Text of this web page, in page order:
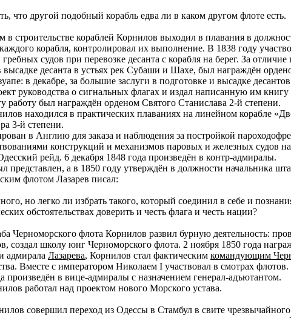
что другой подобный корабль едва ли в каком другом флоте есть.
в строительстве кораблей Корнилов выходил в плавания в
корабля, контролировал их выполнение. В 1838 году
судов при перевозке десанта с корабля на берег. За
высадке десанта в устьях рек Субаши и Шахе, был награждён
в декабре, за большие заслуги в подготовке и высадке
руководства о сигнальных флагах и издал написанную им
работу был награждён орденом Святого Станислава 2-й степени.
находился в практических плаваниях на линейном корабле
3-й степени.
в Англию для заказа и наблюдения за постройкой
конструкций и механизмов паровых и железных судов
рейд. 6 декабря 1848 года произведён в контр-адмиралы.
представлен, а в 1850 году утверждён в должности начальника
флотом Лазарев писал:
но легко ли избрать такого, который соединил в себе и
обстоятельствах доверить и честь флага и честь нации?
Черноморского флота Корнилов развил бурную деятельность:
создал школу юнг Черноморского флота. 2 ноября 1850 года
адмирала Лазарева, Корнилов стал фактическим командующим
Вместе с императором Николаем I участвовал в смотрах
произведён в вице-адмиралы с назначением генерал-адъютантом.
работал над проектом нового Морского устава.
совершил переход из Одессы в Стамбул в свите